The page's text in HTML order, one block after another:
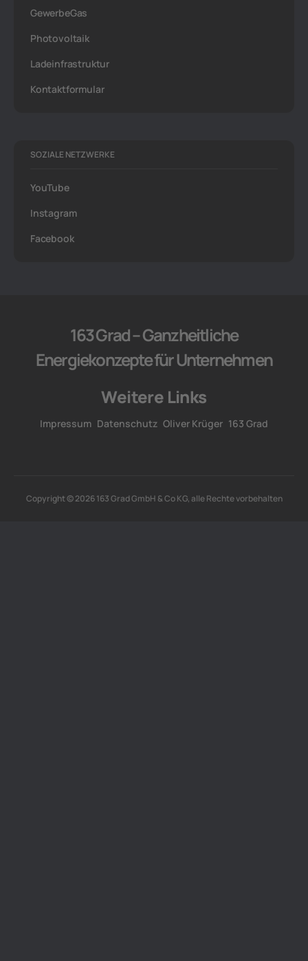
GewerbeGas
Photovoltaik
Ladeinfrastruktur
Kontaktformular
SOZIALE NETZWERKE
YouTube
Instagram
Facebook
163 Grad – Ganzheitliche
Energiekonzepte für Unternehmen
Weitere Links
Impressum Datenschutz Oliver Krüger 163 Grad
Copyright © 2026 163 Grad GmbH & Co KG, alle Rechte vorbehalten